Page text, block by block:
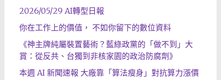
2026/05/29 AI轉型日報
你在工作上的價值， 不如你留下的數位資料
《神主牌純屬裝置藝術？藍綠政黨的「做不到」大
賞：從反共、台獨到非核家園的政治防腐劑》
本週 AI 新聞速報 大廠靠「算法瘦身」對抗算力漲價